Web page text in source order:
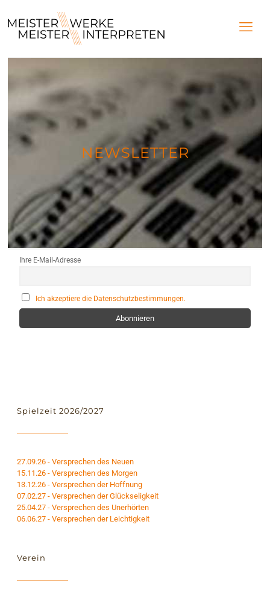
NEWSLETTER
Ihre E-Mail-Adresse
Ich akzeptiere die Datenschutzbestimmungen.
Spielzeit 2026/2027
27.09.26 - Versprechen des Neuen
15.11.26 - Versprechen des Morgen
13.12.26 - Versprechen der Hoffnung
07.02.27 - Versprechen der Glückseligkeit
25.04.27 - Versprechen des Unerhörten
06.06.27 - Versprechen der Leichtigkeit
Verein